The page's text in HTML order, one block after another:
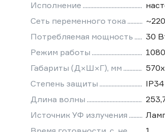
Исполнение
Сеть переменного тока
Потребляемая мощность
30
Режим работы
Габариты (Д×Ш×Г), мм
Степень защиты
IP34
Длина волны
Источник УФ излучения